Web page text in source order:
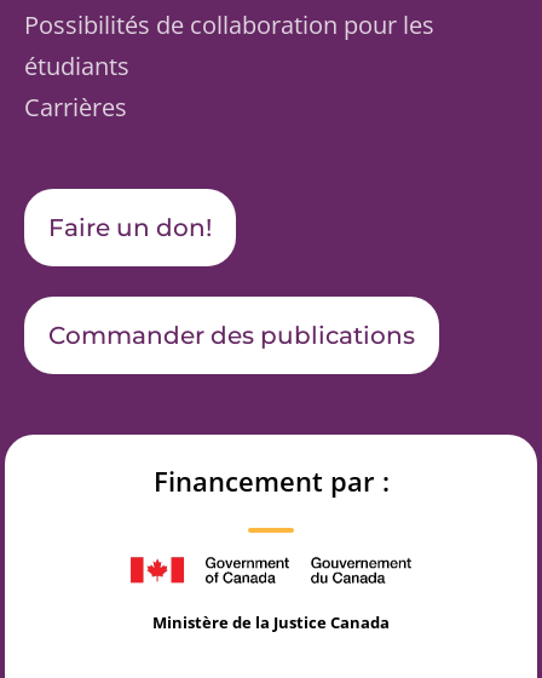
Possibilités de collaboration pour les
étudiants
Carrières
Faire un don!
Commander des publications
Financement par :
Ministère de la Justice Canada